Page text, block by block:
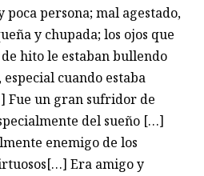
poca persona; mal agestado,
y chupada; los ojos que
hito le estaban bullendo
especial cuando estaba
Fue un gran sufridor de
del sueño […]
enemigo de los
Era amigo y